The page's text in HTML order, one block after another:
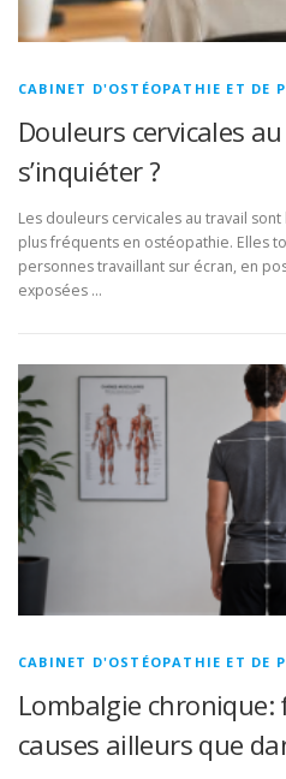
CABINET D'OSTÉOPATHIE ET DE
Douleurs cervicales
s’inquiéter ?
Les douleurs cervicales au travail
plus fréquents en ostéopathie. Elles
personnes travaillant sur écran, en
exposées …
CABINET D'OSTÉOPATHIE ET DE
Lombalgie
causes ailleurs que